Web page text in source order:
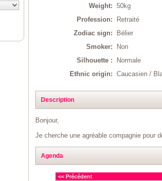
Weight:
50kg
Profession:
Retraité
Zodiac sign:
Bélier
Smoker:
Non
Silhouette :
Normale
Ethnic origin:
Caucasien /
Description
Bonjour,
Je cherche une agréable compagnie pour
Agenda
<< Précédent